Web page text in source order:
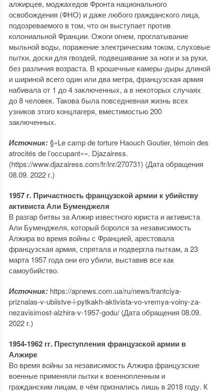
алжирцев, моджахедов Фронта национального
освобождения (ФНО) и даже любого гражданского лица,
подозреваемого в том, что он выступает против
колониальной Франции. Ожоги огнем, проглатывание
мыльной воды, поражение электрическим током, слуховые
пытки, доски для гвоздей, подвешивание за ноги и за руки,
без различия возраста. В крошечные камеры-дыры длиной
и шириной всего один или два метра, французская армия
набивала от 1 до 4 заключенных, а в некоторых случаях
до 8 человек. Такова была повседневная жизнь всех
узников этого концлагеря, вместимостью 200
заключенных.
Источник:§»Le camp de torture Haouch Goutier, témoin des
atrocités de l’occupant»». Djazairess.
(https://www.djazairess.com/fr/lnr/270731) (Дата обращения
08.09. 2022 г.)
1957 г. Причастность французской армии к убийству
активиста Али Буменджеля
В разгар битвы за Алжир известного юриста и активиста
Али Буменджеля, который боролся за независимость
Алжира во время войны с Францией, арестовала
французская армия, спрятала и подвергла пыткам, а 23
марта 1957 года они его убили, выставив все как
самоубийство.
Источник:https://apnews.com.ua/ru/news/frantciya-
priznalas-v-ubiistve-i-pytkakh-aktivista-vo-vremya-voiny-za-
nezavisimost-alzhira-v-1957-godu/ (Дата обращения 08.09.
2022 г.)
1954-1962 гг. Преступления французской армии в
Алжире
Во время войны за независимость Алжира французские
военные применяли пытки к военнопленным и
гражданским лицам, в чём признались лишь в 2018 году. К